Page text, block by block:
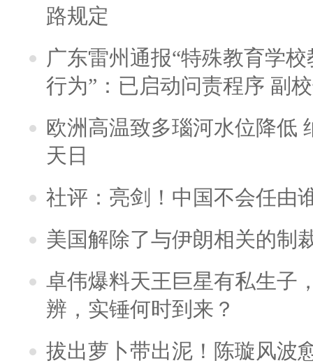
路规定
广东雷州通报“特殊教育学
行为”：已启动问责程序 副
欧洲高温致多瑙河水位降低
天日
社评：亮剑！中国不会任由
美国解除了与伊朗相关的制
卓伟爆料天王巨星有私生子
辨，实锤何时到来？
拔出萝卜带出泥！陈璇风波